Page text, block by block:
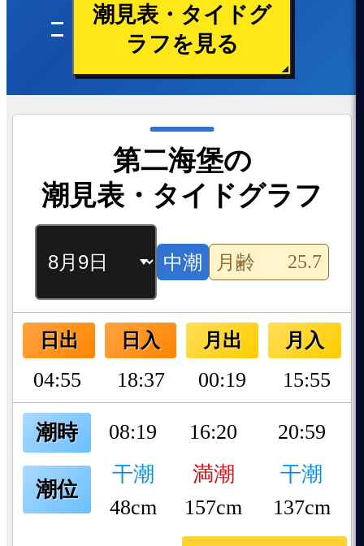
潮見表・タイドグ
ラフを見る
第二海堡の
潮見表・タイドグラフ
中潮 月齢 25.7
日出 日入 月出 月入
04:55 18:37 00:19 15:55
潮時 08:19 16:20 20:59
潮位
干潮 満潮
干潮
48cm
157cm 137cm